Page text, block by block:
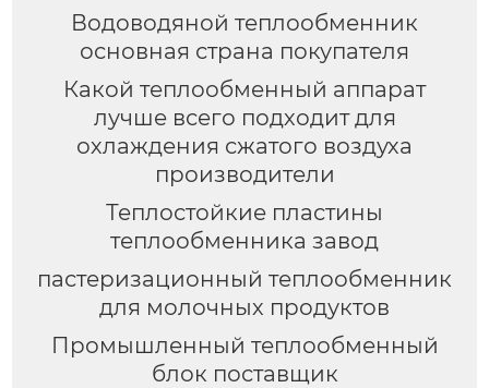
Водоводяной теплообменник
основная страна покупателя
Какой теплообменный аппарат
лучше всего подходит для
охлаждения сжатого воздуха
производители
Теплостойкие пластины
теплообменника завод
пастеризационный теплообменник
для молочных продуктов
Промышленный теплообменный
блок поставщик